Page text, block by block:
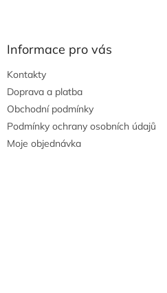
Informace pro vás
Kontakty
Doprava a platba
Obchodní podmínky
Podmínky ochrany osobních údajů
Moje objednávka